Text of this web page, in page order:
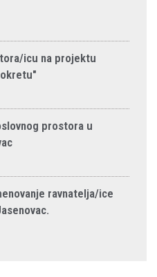
icu na projektu
prostora u
ravnatelja/ice